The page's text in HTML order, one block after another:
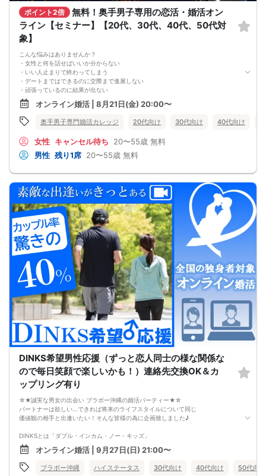
ポイント2倍
無料！奥手男子専用の恋活・婚活オン
ライン【セミナー】【20代、30代、40代、50代対
象】
こんな悩みはありませんか？
・女性と何を話せばいいか分からない
・いい人止まりで終わってしまう
・デートまではできるのに交際まで進展しない
・頑張っているのに結果が出ない
・何が原因なのか分からない
・このまま続けても彼女ができる気がしない
これまで500名以上の
奥手男子の恋愛・婚活相談に乗ってきて、
それは、
多くの奥手男子は、努力不足ではなく、
努力の方向性がズレているということです。
恋愛系YouTubeを見たり、
婚活パーティーや街コンへ参加したり、
みなさん本当に努力しています。
でも、その努力が本命女性との交際につながらず、
「このまま恋愛・婚活を続けても、
本命女性と交際できないのではないか…」
そんな不安を抱えている奥手男子が本当に多いです。
つまり、
やみくもに頑張るだけでは、
本命女性との交際には
つながらないということです。
このまま原因が分からないまま
恋愛や婚活を続けても、
お金も時間も失ってしまいます。
だからこそ、
彼女ができない本当の原因を
知ることが最初の一歩です。
しかし、この内容は文章だけでは伝えきれません。
だからこそ今回、無料オンラインセミナーで
・彼女ができない本当の原因
・本命女性に選ばれる
奥手男子専用32の極意の全体像
をお伝えします！
一緒に美味しいものを食べに行ったり、
映画に行ったり、旅行に行けるように、
ぜひこの先を読み進めてみてください👇
その人のために必ず実施します
※はじめてセミナーに参加する方も
ビデオオフでも参加OKにしているので
安心してください
オンライン婚活 | 8月21日(金) 20:00〜
奥手男子専門婚活カレッジ 20代向け 30代向け 40代向け
女性 キャンセル待ち 20〜55歳 無料
男性 残り1席 20〜55歳 無料
DINKS希望男性応援（ずっと恋人同士の様な関係な
ので毎日笑顔で楽しいかも！）連絡先交換OK＆カ
ップリング有り
☆★誠実な男女の出会い ブラボー沖縄の婚活パーティー★☆
パートナーは欲しい...できれば将来のライフスタイルについて同じ
価値観の相手と出逢いたい！そんな皆様の為に企画致しました♪
DINKSとは「ダブル・インカム・ノー・キッズ」
夫婦２人だけの結婚生活を希望する男性にお集まり頂きます。
DINKSにはこだわってないけれど共働きをしながら、
パートナーと二人だけのライフスタイルを楽しみたい、
オンライン婚活 | 9月27日(日) 21:00〜
ブラボー沖縄 ハイステータス 30代向け 40代向け 50代向け